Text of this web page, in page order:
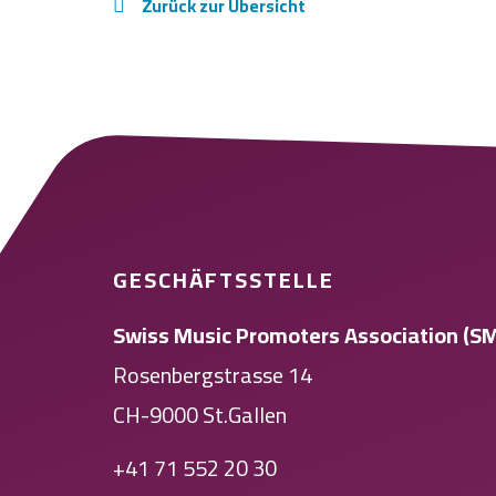
GESCHÄFTSSTELLE
Swiss Music Promoters Association
Rosenbergstrasse 14
CH-9000 St.Gallen
+41 71 552 20 30